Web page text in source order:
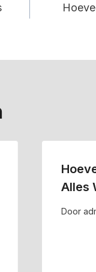
Alles
Door